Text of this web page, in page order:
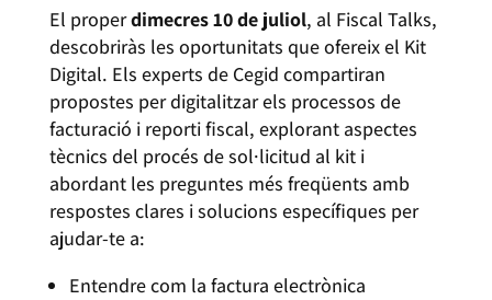
El properdimecres 10 de juliol, al Fiscal Talks,
descobriràs les oportunitats que ofereix el Kit
Digital. Els experts de Cegid compartiran
propostes per digitalitzar els processos de
facturació i reporti fiscal, explorant aspectes
tècnics del procés de sol·licitud al kit i
abordant les preguntes més freqüents amb
respostes clares i solucions específiques per
ajudar-te a:
Entendre com la factura electrònica